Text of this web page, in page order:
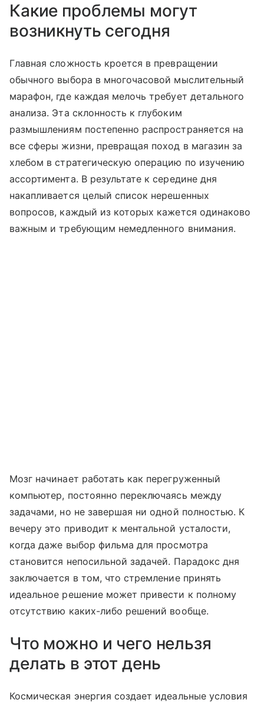
Какие проблемы могут
возникнуть сегодня
Главная сложность кроется в превращении
обычного выбора в многочасовой мыслительный
марафон, где каждая мелочь требует детального
анализа. Эта склонность к глубоким
размышлениям постепенно распространяется на
все сферы жизни, превращая поход в магазин за
хлебом в стратегическую операцию по изучению
ассортимента. В результате к середине дня
накапливается целый список нерешенных
вопросов, каждый из которых кажется одинаково
важным и требующим немедленного внимания.
Мозг начинает работать как перегруженный
компьютер, постоянно переключаясь между
задачами, но не завершая ни одной полностью. К
вечеру это приводит к ментальной усталости,
когда даже выбор фильма для просмотра
становится непосильной задачей. Парадокс дня
заключается в том, что стремление принять
идеальное решение может привести к полному
отсутствию каких-либо решений вообще.
Что можно и чего нельзя
делать в этот день
Космическая энергия создает идеальные условия